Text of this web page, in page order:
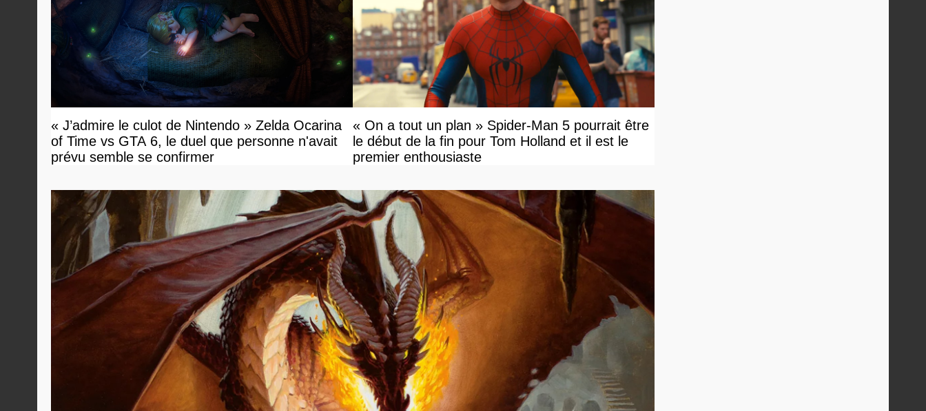
« J’admire le culot de Nintendo » Zelda Ocarina
of Time vs GTA 6, le duel que personne n'avait
prévu semble se confirmer
« On a tout un plan » Spider-Man 5 pourrait être
le début de la fin pour Tom Holland et il est le
premier enthousiaste